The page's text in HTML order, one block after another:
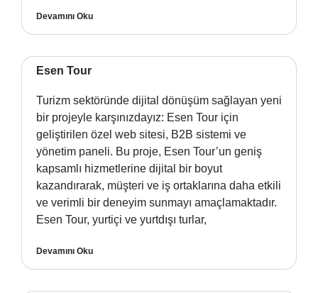
Devamını Oku
Esen Tour
Turizm sektöründe dijital dönüşüm sağlayan yeni
bir projeyle karşınızdayız: Esen Tour için
geliştirilen özel web sitesi, B2B sistemi ve
yönetim paneli. Bu proje, Esen Tour’un geniş
kapsamlı hizmetlerine dijital bir boyut
kazandırarak, müşteri ve iş ortaklarına daha etkili
ve verimli bir deneyim sunmayı amaçlamaktadır.
Esen Tour, yurtiçi ve yurtdışı turlar,
Devamını Oku